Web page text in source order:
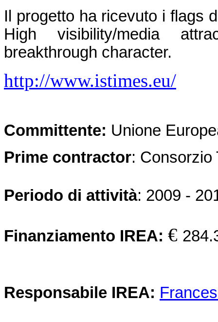
Il progetto ha ricevuto i flags
High visibility/media
breakthrough character.
http://www.istimes.eu/
Committente: Unione
Prime contractor: Consorzio
Periodo di attività: 2009 -
Finanziamento IREA: €
Responsabile IREA: